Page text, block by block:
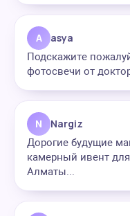
A asya
Подскажите
фотосвечи от
N Nargiz
Дорогие будущие
камерный ивент
Алматы...